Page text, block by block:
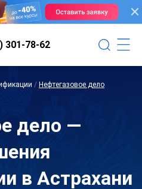
301-78-62
/ Нефтегазовое дело
дело —
в Астрахани